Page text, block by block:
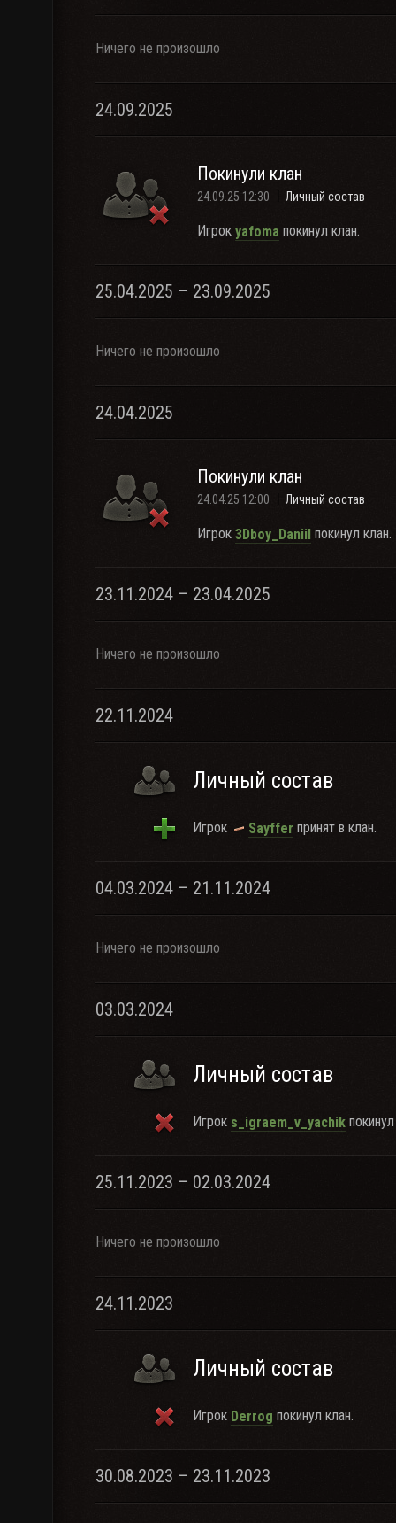
Ничего не произошло
24.09.2025
Покинули клан
24.09.25 12:30 Личный состав
Игрок yafoma покинул клан.
25.04.2025 – 23.09.2025
Ничего не произошло
24.04.2025
Покинули клан
24.04.25 12:00 Личный состав
Игрок 3Dboy_Daniil покинул клан.
23.11.2024 – 23.04.2025
Ничего не произошло
22.11.2024
Личный состав
Игрок Sayffer принят в клан.
04.03.2024 – 21.11.2024
Ничего не произошло
03.03.2024
Личный состав
Игрок s_igraem_v_yachik
25.11.2023 – 02.03.2024
Ничего не произошло
24.11.2023
Личный состав
Игрок Derrog покинул клан.
30.08.2023 – 23.11.2023